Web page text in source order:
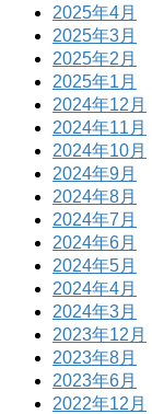
2025年4月
2025年3月
2025年2月
2025年1月
2024年12月
2024年11月
2024年10月
2024年9月
2024年8月
2024年7月
2024年6月
2024年5月
2024年4月
2024年3月
2023年12月
2023年8月
2023年6月
2022年12月